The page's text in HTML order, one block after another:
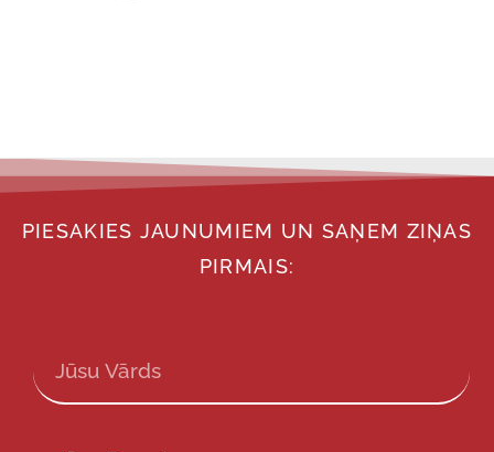
PIESAKIES JAUNUMIEM UN SAŅEM ZIŅAS
PIRMAIS: